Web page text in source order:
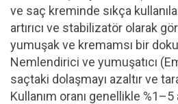
ve saç kreminde sıkça
artırıcı ve stabilizatör olarak
yumuşak ve kremamsı bir doku
Nemlendirici ve yumuşatıcı
saçtaki dolaşmayı azaltır ve
Kullanım oranı genellikle %1–5